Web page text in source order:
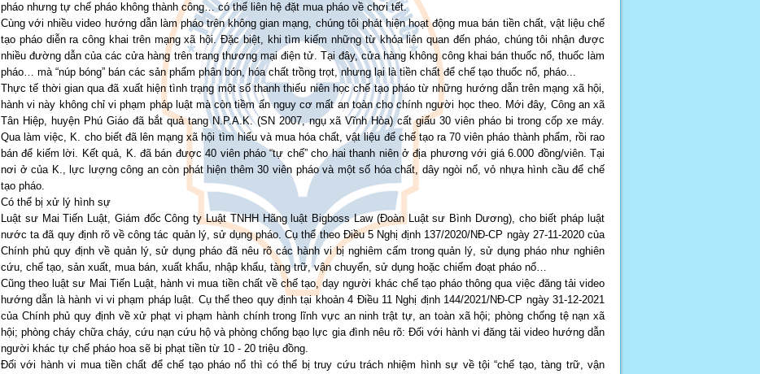
pháo nhưng tự chế pháo không thành công… có thể liên hệ đặt mua pháo về chơi tết.
Cùng với nhiều video hướng dẫn làm pháo trên không gian mạng, chúng tôi phát hiện hoạt động mua bán tiền chất, vật liệu chế
tạo pháo diễn ra công khai trên mạng xã hội. Đặc biệt, khi tìm kiếm những từ khóa liên quan đến pháo, chúng tôi nhận được
nhiều đường dẫn của các cửa hàng trên trang thương mại điện tử. Tại đây, cửa hàng không công khai bán thuốc nổ, thuốc làm
pháo… mà “núp bóng” bán các sản phẩm phân bón, hóa chất trồng trọt, nhưng lại là tiền chất để chế tạo thuốc nổ, pháo...
Thực tế thời gian qua đã xuất hiện tình trạng một số thanh thiếu niên học chế tạo pháo từ những hướng dẫn trên mạng xã hội,
hành vi này không chỉ vi phạm pháp luật mà còn tiềm ẩn nguy cơ mất an toàn cho chính người học theo. Mới đây, Công an xã
Tân Hiệp, huyện Phú Giáo đã bắt quả tang N.P.A.K. (SN 2007, ngụ xã Vĩnh Hòa) cất giấu 30 viên pháo bi trong cốp xe máy.
Qua làm việc, K. cho biết đã lên mạng xã hội tìm hiểu và mua hóa chất, vật liệu để chế tạo ra 70 viên pháo thành phẩm, rồi rao
bán để kiếm lời. Kết quả, K. đã bán được 40 viên pháo “tự chế” cho hai thanh niên ở địa phương với giá 6.000 đồng/viên. Tại
nơi ở của K., lực lượng công an còn phát hiện thêm 30 viên pháo và một số hóa chất, dây ngòi nổ, vỏ nhựa hình cầu để chế
tạo pháo.
Có thể bị xử lý hình sự
Luật sư Mai Tiến Luật, Giám đốc Công ty Luật TNHH Hãng luật Bigboss Law (Đoàn Luật sư Bình Dương), cho biết pháp luật
nước ta đã quy định rõ về công tác quản lý, sử dụng pháo. Cụ thể theo Điều 5 Nghị định 137/2020/NĐ-CP ngày 27-11-2020 của
Chính phủ quy định về quản lý, sử dụng pháo đã nêu rõ các hành vi bị nghiêm cấm trong quản lý, sử dụng pháo như nghiên
cứu, chế tạo, sản xuất, mua bán, xuất khẩu, nhập khẩu, tàng trữ, vận chuyển, sử dụng hoặc chiếm đoạt pháo nổ…
Cũng theo luật sư Mai Tiến Luật, hành vi mua tiền chất về chế tạo, dạy người khác chế tạo pháo thông qua việc đăng tải video
hướng dẫn là hành vi vi phạm pháp luật. Cụ thể theo quy định tại khoản 4 Điều 11 Nghị định 144/2021/NĐ-CP ngày 31-12-2021
của Chính phủ quy định về xử phạt vi phạm hành chính trong lĩnh vực an ninh trật tự, an toàn xã hội; phòng chống tệ nạn xã
hội; phòng cháy chữa cháy, cứu nạn cứu hộ và phòng chống bạo lực gia đình nêu rõ: Đối với hành vi đăng tải video hướng dẫn
người khác tự chế pháo hoa sẽ bị phạt tiền từ 10 - 20 triệu đồng.
Đối với hành vi mua tiền chất để chế tạo pháo nổ thì có thể bị truy cứu trách nhiệm hình sự về tội “chế tạo, tàng trữ, vận